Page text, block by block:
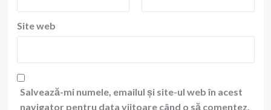
Site web
Salvează-mi numele, emailul și site-ul web în acest
navigator pentru data viitoare când o să comentez.